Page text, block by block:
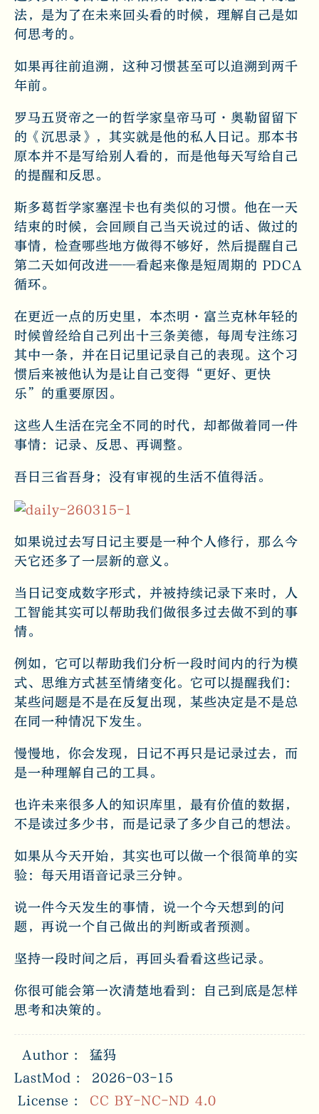
法，是为了在未来回头看的时候，理解自己是如
何思考的。
如果再往前追溯，这种习惯甚至可以追溯到两千
年前。
罗马五贤帝之一的哲学家皇帝马可·奥勒留留下
的《沉思录》，其实就是他的私人日记。那本书
原本并不是写给别人看的，而是他每天写给自己
的提醒和反思。
斯多葛哲学家塞涅卡也有类似的习惯。他在一天
结束的时候，会回顾自己当天说过的话、做过的
事情，检查哪些地方做得不够好，然后提醒自己
第二天如何改进——看起来像是短周期的 PDCA
循环。
在更近一点的历史里，本杰明·富兰克林年轻的
时候曾经给自己列出十三条美德，每周专注练习
其中一条，并在日记里记录自己的表现。这个习
惯后来被他认为是让自己变得“更好、更快
乐”的重要原因。
这些人生活在完全不同的时代，却都做着同一件
事情：记录、反思、再调整。
吾日三省吾身；没有审视的生活不值得活。
如果说过去写日记主要是一种个人修行，那么今
天它还多了一层新的意义。
当日记变成数字形式，并被持续记录下来时，人
工智能其实可以帮助我们做很多过去做不到的事
情。
例如，它可以帮助我们分析一段时间内的行为模
式、思维方式甚至情绪变化。它可以提醒我们：
某些问题是不是在反复出现，某些决定是不是总
在同一种情况下发生。
慢慢地，你会发现，日记不再只是记录过去，而
是一种理解自己的工具。
也许未来很多人的知识库里，最有价值的数据，
不是读过多少书，而是记录了多少自己的想法。
如果从今天开始，其实也可以做一个很简单的实
验：每天用语音记录三分钟。
说一件今天发生的事情，说一个今天想到的问
题，再说一个自己做出的判断或者预测。
坚持一段时间之后，再回头看看这些记录。
你很可能会第一次清楚地看到：自己到底是怎样
思考和决策的。
Author
猛犸
LastMod
2026-03-15
License
CC BY-NC-ND 4.0